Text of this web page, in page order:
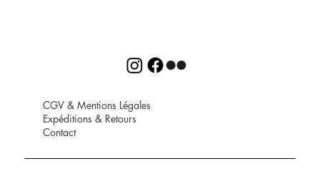
CGV & Mentions Légales
Expéditions & Retours
Contact